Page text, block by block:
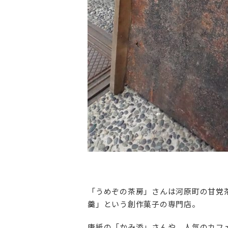
「うめぞの茶房」さんは河原町の甘
羹」という創作菓子の専門店。